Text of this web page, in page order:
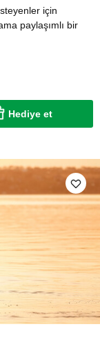
için
paylaşımlı bir
Hediye et